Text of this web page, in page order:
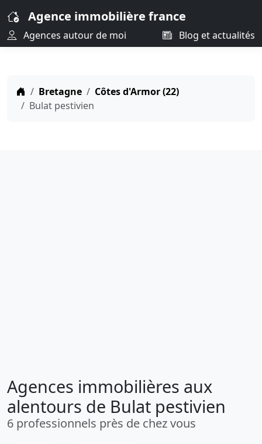
Agence immobilière france
Agences autour de moi Blog et actualités
Bretagne
Côtes d'Armor (22)
Bulat pestivien
Agences immobilières aux
alentours de Bulat pestivien
6 professionnels près de chez vous